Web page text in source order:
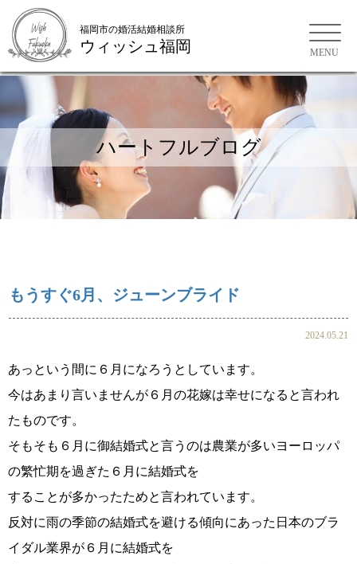
福岡市の婚活結婚相談所
福岡市の婚活結婚相談所
ウィッシュ福岡
ハートフルブログ
もうすぐ6月、ジューンブライド
2024.05.21
あっという間に６月になろうとしています。
今はあまり言いませんが６月の花嫁は幸せになると言われ
たものです。
そもそも６月に御結婚式と言うのは農業が多いヨーロッパ
の繁忙期を過ぎた６月に結婚式を
することが多かったためと言われています。
反対に雨の季節の結婚式を避ける傾向にあった日本のブラ
イダル業界が６月に結婚式を